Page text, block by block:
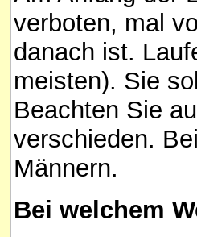
verboten, mal
danach ist.
meisten). Sie
Beachten Sie
verschieden.
Männern.
Bei welchem